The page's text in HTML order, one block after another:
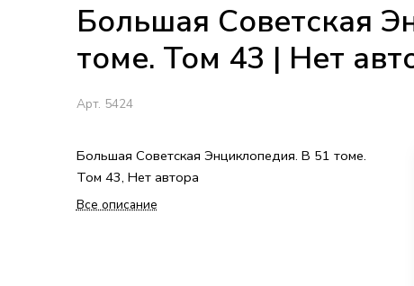
Большая Советская
томе. Том 43 | Нет
Арт. 5424
Большая Советская Энциклопедия. В 51 томе.
Том 43, Нет автора
Все описание